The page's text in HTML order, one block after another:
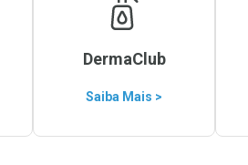
DermaClub
Saiba Mais >